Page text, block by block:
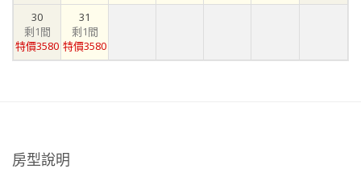
30
剩1間
特價3580
31
剩1間
特價3580
房型說明